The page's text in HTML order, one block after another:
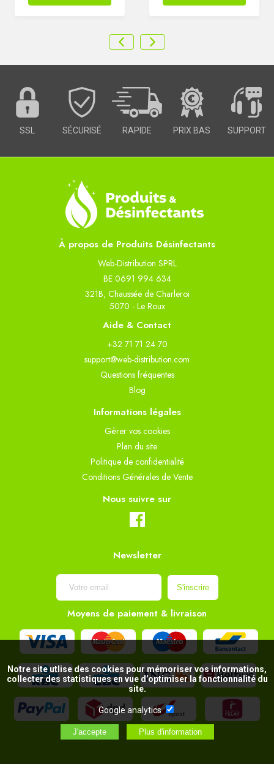
SSL SÉCURISÉ RAPIDE PRIX BAS SUPPORT
À propos de Produits Désinfectants
Web-Distribution SPRL
BE 0691 994 634
321B, Chaussée de Charleroi
5070 - Le Roux
Aide & Contact
+32 71 71 24 70
support@web-distribution.com
Questions fréquentes
Blog
Informations légales
Gèrer vos cookies
Plan du site
Politique de confidentialité
Conditions Générales de Vente
Nous suivre sur
Newsletter
Moyens de paiement & livraison
Notre site utlise des cookies pour mémoriser vos informations,
collecter des statistiques en vue d’optimiser la fonctionnalité du
site.
Google analytics